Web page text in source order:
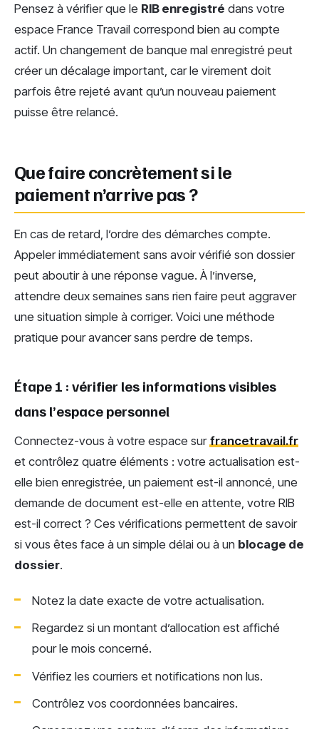
Pensez à vérifier que le RIB enregistré dans votre
espace France Travail correspond bien au compte
actif. Un changement de banque mal enregistré peut
créer un décalage important, car le virement doit
parfois être rejeté avant qu’un nouveau paiement
puisse être relancé.
Que faire concrètement si le
paiement n’arrive pas ?
En cas de retard, l’ordre des démarches compte.
Appeler immédiatement sans avoir vérifié son dossier
peut aboutir à une réponse vague. À l’inverse,
attendre deux semaines sans rien faire peut aggraver
une situation simple à corriger. Voici une méthode
pratique pour avancer sans perdre de temps.
Étape 1 : vérifier les informations visibles
dans l’espace personnel
Connectez-vous à votre espace sur francetravail.fr
et contrôlez quatre éléments : votre actualisation est-
elle bien enregistrée, un paiement est-il annoncé, une
demande de document est-elle en attente, votre RIB
est-il correct ? Ces vérifications permettent de savoir
si vous êtes face à un simple délai ou à un blocage de
dossier.
Notez la date exacte de votre actualisation.
Regardez si un montant d’allocation est affiché
pour le mois concerné.
Vérifiez les courriers et notifications non lus.
Contrôlez vos coordonnées bancaires.